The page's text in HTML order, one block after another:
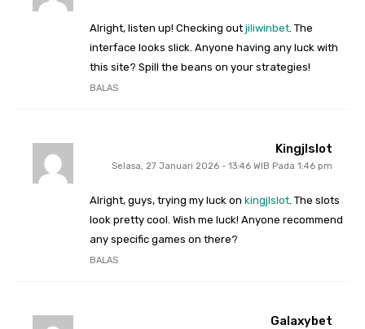
Alright, listen up! Checking out jiliwinbet . The
interface looks slick. Anyone having any luck with
this site? Spill the beans on your strategies!
BALAS
Kingjlslot
Selasa, 27 Januari 2026 - 13:46 WIB Pada 1:46 pm
Alright, guys, trying my luck on kingjlslot . The slots
look pretty cool. Wish me luck! Anyone recommend
any specific games on there?
BALAS
Galaxybet